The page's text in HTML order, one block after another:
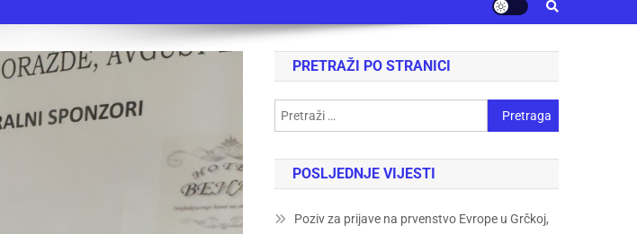
PRETRAŽI PO STRANICI
POSLJEDNJE VIJESTI
Poziv za prijave na prvenstvo Evrope u Grčkoj,